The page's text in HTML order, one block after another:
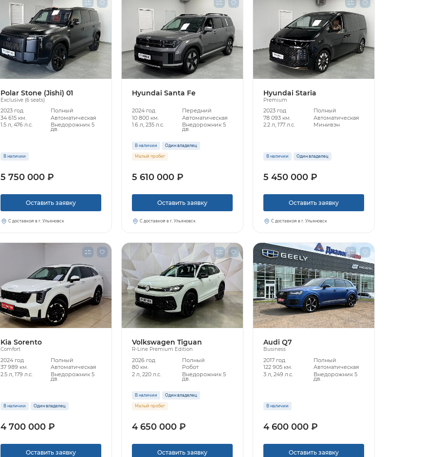
Polar Stone (Jishi) 01
Exclusive (6 seats)
2023 год
Полный
34 615 км.
Автоматическая
1.5 л, 476 л.с.
Внедорожник 5
дв.
В наличии
5 750 000 ₽
Оставить заявку
С доставкой в г. Ульяновск
Hyundai Santa Fe
2024 год
Передний
10 800 км.
Автоматическая
1.6 л, 235 л.с.
Внедорожник 5
дв.
В наличии Один владелец
Малый пробег
5 610 000 ₽
Оставить заявку
С доставкой в г. Ульяновск
Hyundai Staria
Premium
2023 год
Полный
78 093 км.
Автоматическая
2.2 л, 177 л.с.
Минивэн
В наличии Один владелец
5 450 000 ₽
Оставить заявку
С доставкой в г. Ульяновск
Kia Sorento
Comfort
2024 год
Полный
37 989 км.
Автоматическая
2.5 л, 179 л.с.
Внедорожник 5
дв.
В наличии Один владелец
4 700 000 ₽
Оставить заявку
Volkswagen Tiguan
R-Line Premium Edition
2026 год
Полный
80 км.
Робот
2 л, 220 л.с.
Внедорожник 5
дв.
В наличии Один владелец
Малый пробег
4 650 000 ₽
Оставить заявку
Audi Q7
Business
2017 год
Полный
122 905 км.
Автоматическая
3 л, 249 л.с.
Внедорожник 5
дв.
В наличии
4 600 000 ₽
Оставить заявку